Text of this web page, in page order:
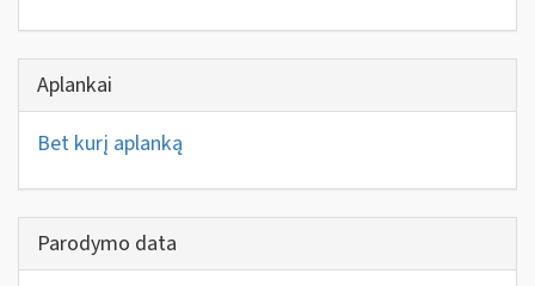
Aplankai
Bet kurį aplanką
Parodymo data